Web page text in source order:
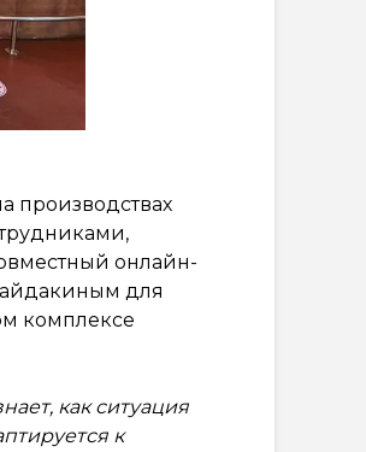
производствах
онлайн-
для
комплексе
как ситуация
к